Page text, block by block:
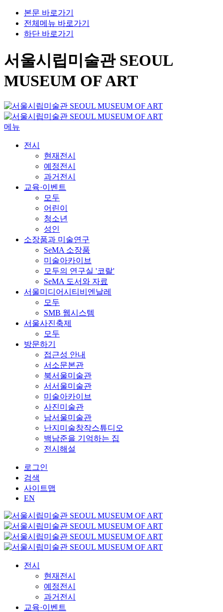
본문 바로가기
전체메뉴 바로가기
하단 바로가기
서울시립미술관 SEOUL
MUSEUM OF ART
메뉴
전시
현재전시
예정전시
과거전시
교육·이벤트
모두
어린이
청소년
성인
소장품과 미술연구
SeMA 소장품
미술아카이브
모두의 연구실 '코랄'
SeMA 도서와 자료
서울미디어시티비엔날레
모두
SMB 웹시스템
서울사진축제
모두
방문하기
접근성 안내
서소문본관
북서울미술관
서서울미술관
미술아카이브
사진미술관
남서울미술관
난지미술창작스튜디오
백남준을 기억하는 집
전시해설
로그인
검색
사이트맵
EN
전시
현재전시
예정전시
과거전시
교육·이벤트